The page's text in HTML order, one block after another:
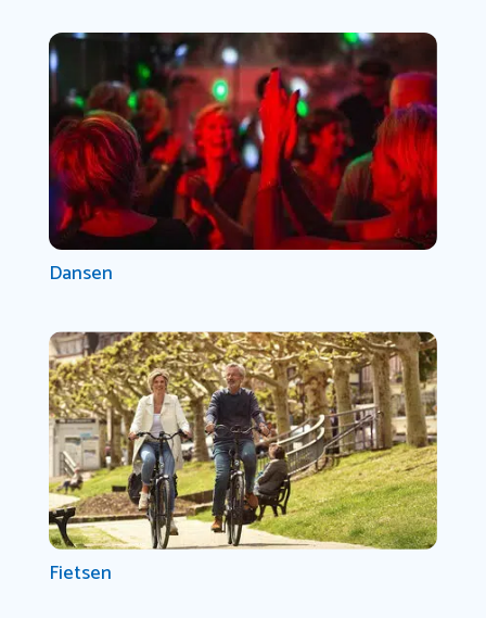
Dansen
Fietsen